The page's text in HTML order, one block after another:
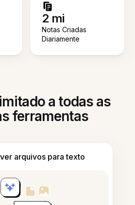
2 mi
Notas Criadas
Diariamente
a todas as
ferramentas
arquivos para texto